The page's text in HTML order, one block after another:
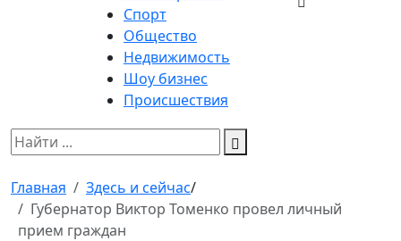
Спорт
Общество
Недвижимость
Шоу бизнес
Происшествия
Главная Здесь и сейчас/
Губернатор Виктор Томенко провел личный
прием граждан